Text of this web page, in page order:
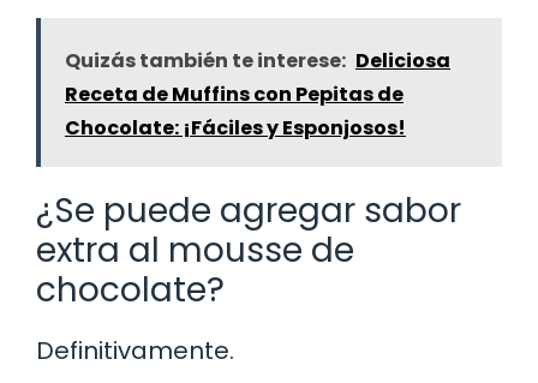
Quizás también te interese: Deliciosa
Receta de Muffins con Pepitas de
Chocolate: ¡Fáciles y Esponjosos!
¿Se puede agregar sabor
extra al mousse de
chocolate?
Definitivamente.